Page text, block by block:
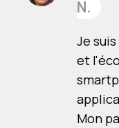
N.
Je
et
Mon